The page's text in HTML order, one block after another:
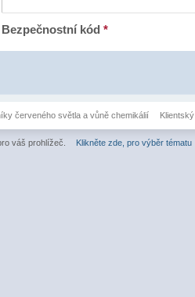
Bezpečnostní kód *
červeného světla a vůně chemikálií
váš prohlížeč. Klikněte zde, pro výběr tématu